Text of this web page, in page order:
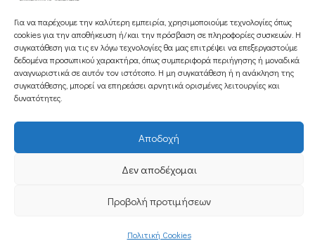
Για να παρέχουμε την καλύτερη εμπειρία, χρησιμοποιούμε τεχνολογίες όπως
cookies για την αποθήκευση ή/και την πρόσβαση σε πληροφορίες συσκευών. Η
συγκατάθεση για τις εν λόγω τεχνολογίες θα μας επιτρέψει να επεξεργαστούμε
δεδομένα προσωπικού χαρακτήρα, όπως συμπεριφορά περιήγησης ή μοναδικά
αναγνωριστικά σε αυτόν τον ιστότοπο. Η μη συγκατάθεση ή η ανάκληση της
συγκατάθεσης, μπορεί να επηρεάσει αρνητικά ορισμένες λειτουργίες και
δυνατότητες.
Αποδοχή
Δεν αποδέχομαι
Προβολή προτιμήσεων
Πολιτική Cookies
Εγγραφείτε στο Newsletter μας
Copyright 2025 Powered byKnowledge A.E.